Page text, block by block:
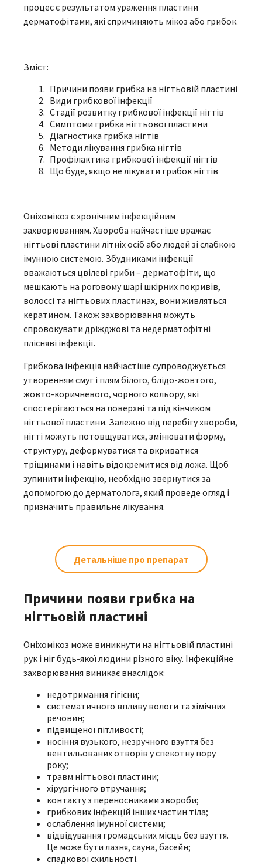
процес є результатом ураження пластини
дерматофітами, які спричиняють мікоз або грибок.
Зміст:
Причини появи грибка на нігтьовій пластині
Види грибкової інфекції
Стадії розвитку грибкової інфекції нігтів
Симптоми грибка нігтьової пластини
Діагностика грибка нігтів
Методи лікування грибка нігтів
Профілактика грибкової інфекції нігтів
Що буде, якщо не лікувати грибок нігтів
Оніхомікоз є хронічним інфекційним
захворюванням. Хвороба найчастіше вражає
нігтьові пластини літніх осіб або людей зі слабкою
імунною системою. Збудниками інфекції
вважаються цвілеві гриби – дерматофіти, що
мешкають на роговому шарі шкірних покривів,
волоссі та нігтьових пластинах, вони живляться
кератином. Також захворювання можуть
спровокувати дріжджові та недерматофітні
плісняві інфекції.
Грибкова інфекція найчастіше супроводжується
утворенням смуг і плям білого, блідо-жовтого,
жовто-коричневого, чорного кольору, які
спостерігаються на поверхні та під кінчиком
нігтьової пластини. Залежно від перебігу хвороби,
нігті можуть потовщуватися, змінювати форму,
структуру, деформуватися та вкриватися
тріщинами і навіть відокремитися від ложа. Щоб
зупинити інфекцію, необхідно звернутися за
допомогою до дерматолога, який проведе огляд і
призначить правильне лікування.
Детальніше про препарат
Причини появи грибка на
нігтьовій пластині
Оніхомікоз може виникнути на нігтьовій пластині
рук і ніг будь-якої людини різного віку. Інфекційне
захворювання виникає внаслідок:
недотримання гігієни;
систематичного впливу вологи та хімічних
речовин;
підвищеної пітливості;
носіння вузького, незручного взуття без
вентильованих отворів у спекотну пору
року;
травм нігтьової пластини;
хірургічного втручання;
контакту з переносниками хвороби;
грибкових інфекцій інших частин тіла;
ослаблення імунної системи;
відвідування громадських місць без взуття.
Це може бути лазня, сауна, басейн;
спадкової схильності.